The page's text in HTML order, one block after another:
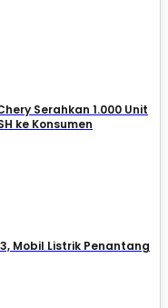
Serahkan 1.000 Unit
ke Konsumen
Mobil Listrik Penantang